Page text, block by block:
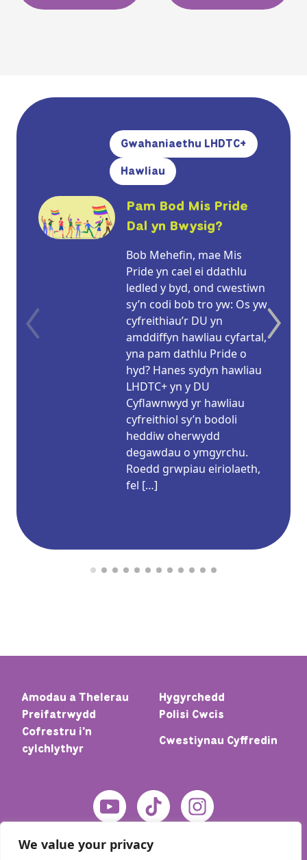
We value your privacy
Gwahaniaethu LHDTC+
Hawliau
Pam Bod Mis Pride
Dal yn Bwysig?
Bob Mehefin, mae Mis
Pride yn cael ei ddathlu
ledled y byd, ond cwestiwn
sy’n codi bob tro yw: Os yw
cyfreithiau’r DU yn
amddiffyn hawliau cyfartal,
yna pam dathlu Pride o
hyd? Hanes sydyn hawliau
LHDTC+ yn y DU
Cyflawnwyd yr hawliau
cyfreithiol sy’n bodoli
heddiw oherwydd
degawdau o ymgyrchu.
Roedd grwpiau eiriolaeth,
fel […]
Amodau a Thelerau
Hygyrchedd
Preifatrwydd
Polisi Cwcis
Cofrestru i'n
cylchlythyr
Cwestiynau Cyffredin